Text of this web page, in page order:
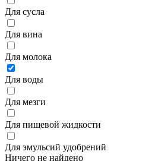
Для сусла
Для вина
Для молока
Для воды
Для мезги
Для пищевой жидкости
Для эмульсий удобрений
Ничего не найдено